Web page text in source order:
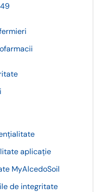
aplicație
MyAlcedoSoil
de integritate